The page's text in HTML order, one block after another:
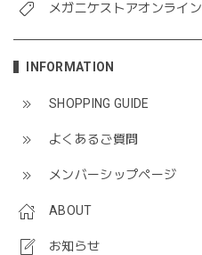
メガニケストアオンライン
INFORMATION
SHOPPING GUIDE
よくあるご質問
メンバーシップページ
ABOUT
お知らせ